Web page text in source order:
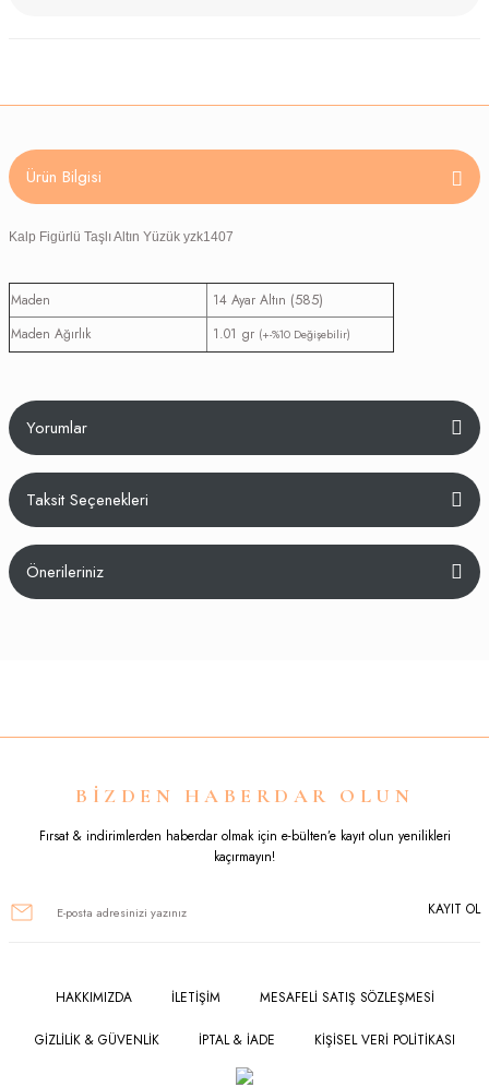
Ürün Bilgisi
Kalp Figürlü Taşlı Altın Yüzük yzk1407
Maden 14 Ayar Altın (585)
Maden Ağırlık 1.01 gr (+-%10 Değişebilir)
Yorumlar
Bu ürüne ilk yorumu siz yapın!
Taksit Seçenekleri
Önerileriniz
Ürün resmi kalitesiz, bozuk veya görüntülenemiyor.
Ürün açıklamasında eksik bilgiler bulunuyor.
Ürün fiyatı diğer sitelerden daha pahalı.
BİZDEN HABERDAR OLUN
Fırsat & indirimlerden haberdar olmak için e-bülten’e kayıt olun yenilikleri
kaçırmayın!
KAYIT OL
HAKKIMIZDA İLETİŞİM MESAFELİ SATIŞ SÖZLEŞMESİ
GİZLİLİK & GÜVENLİK İPTAL & İADE KİŞİSEL VERİ POLİTİKASI